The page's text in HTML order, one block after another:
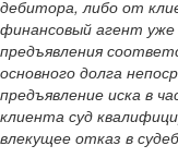
дебитора, либо от
финансовый агент
предъявления
основного долга
предъявление иска в
клиента суд
влекущее отказ в